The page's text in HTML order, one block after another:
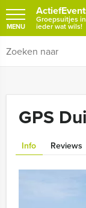
Groepsuitjes
ieder wat wils!
MENU
GPS
Info Reviews